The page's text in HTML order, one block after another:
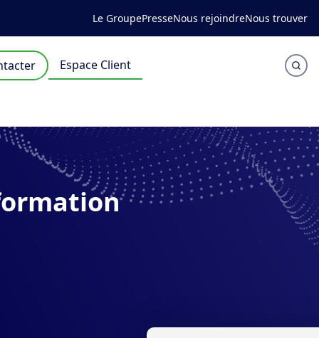
Le GroupePresseNous rejoindreNous trouver
Espace Client